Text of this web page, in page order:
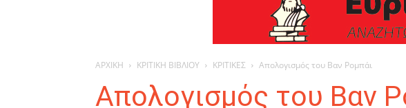
ΑΡΧΙΚΗ ΚΡΙΤΙΚΗ ΒΙΒΛΙΟΥ ΚΡΙΤΙΚΕΣ Απολογισμός του Βαν Ρομπάι
Απολογισμός του Βαν